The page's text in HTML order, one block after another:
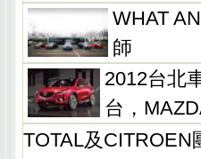
WHAT
師
2012台北
台，
TOTAL及